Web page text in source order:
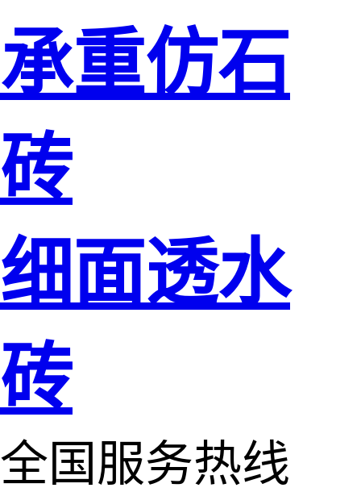
承重仿石
砖
细面透水
砖
全国服务热线